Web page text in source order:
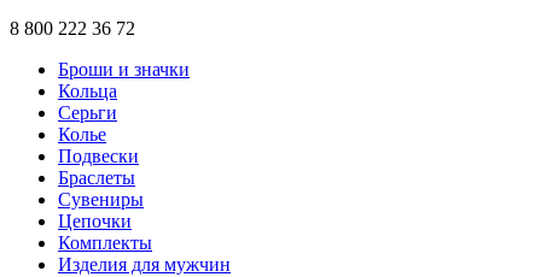
8 800 222 36 72
Броши и значки
Кольца
Серьги
Колье
Подвески
Браслеты
Сувениры
Цепочки
Комплекты
Изделия для мужчин